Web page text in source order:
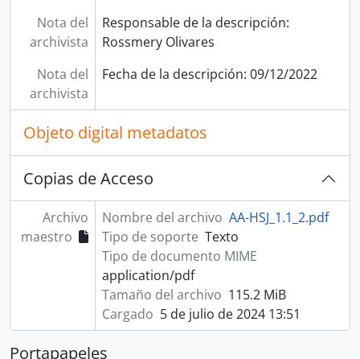
Nota del
archivista
Responsable de la descripción:
Rossmery Olivares
Nota del
archivista
Fecha de la descripción: 09/12/2022
Objeto digital metadatos
Copias de Acceso
Archivo
maestro
Nombre del archivo AA-HSJ_1.1_2.pdf
Tipo de soporte Texto
Tipo de documento MIME
application/pdf
Tamaño del archivo 115.2 MiB
Cargado 5 de julio de 2024 13:51
Portapapeles